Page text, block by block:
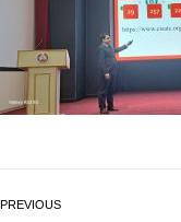
PREVIOUS